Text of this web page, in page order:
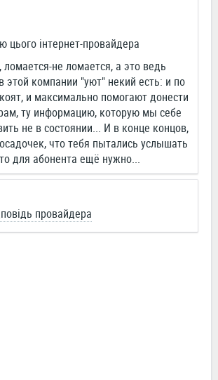
цього інтернет-провайдера
ломается-не ломается, а это ведь
этой компании "уют" некий есть: и по
и максимально помогают донести
ту информацию, которую мы себе
не в состоянии... И в конце концов,
что тебя пытались услышать
для абонента ещё нужно...
провайдера